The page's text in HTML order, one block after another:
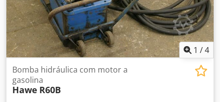
1 /4
Bomba hidráulica com motor a
gasolina
Hawe R60B